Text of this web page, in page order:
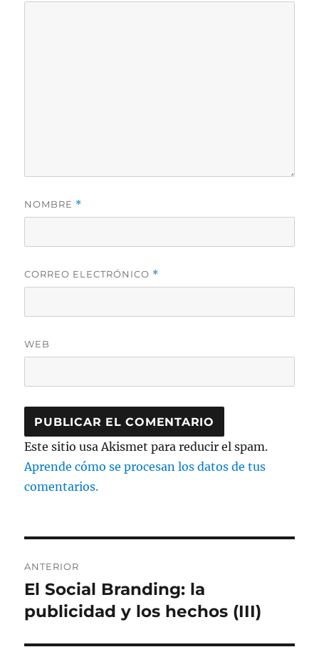
NOMBRE *
CORREO ELECTRÓNICO *
WEB
Este sitio usa Akismet para reducir el spam.
Aprende cómo se procesan los datos de tus
comentarios.
de
entradas
ANTERIOR
Entrada
anterior:
El Social Branding: la
publicidad y los hechos (III)